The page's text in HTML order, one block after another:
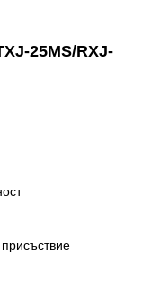
25MS/RXJ-